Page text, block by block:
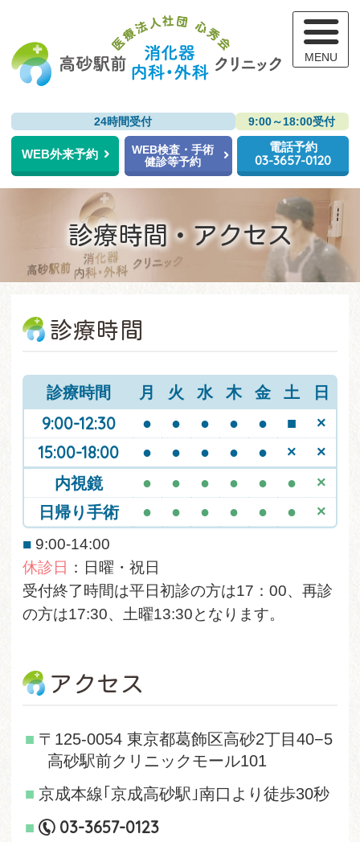
24時間受付 9:00～18:00受付
WEB外来予約
WEB検査・手術
健診等予約
電話予約
03-3657-0120
診療時間・アクセス
診療時間
■ 9:00-14:00
休診日 ：日曜・祝日
受付終了時間は平日初診の方は17：00、再診
の方は17:30、土曜13:30となります。
診療時間 月 火 水 木 金 土 日
9:00-12:30 ● ● ● ● ● ■ ×
15:00-18:00 ● ● ● ● ● × ×
内視鏡 ● ● ● ● ● ● ×
日帰り手術 ● ● ● ● ● ● ×
アクセス
〒125-0054 東京都葛飾区高砂2丁目40−5
高砂駅前クリニックモール101
京成本線｢京成高砂駅｣南口より徒歩30秒
03-3657-0123